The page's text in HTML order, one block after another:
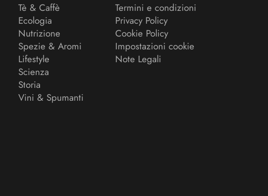
Tè & Caffè
Ecologia
Nutrizione
Spezie & Aromi
Lifestyle
Scienza
Storia
Vini & Spumanti
Termini e condizioni
Privacy Policy
Cookie Policy
Impostazioni cookie
Note Legali